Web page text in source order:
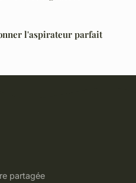
l'aspirateur parfait
partagée